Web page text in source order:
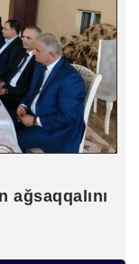
ağsaqqalını